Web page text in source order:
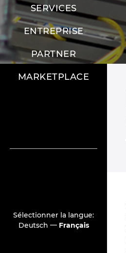
SERVICES
ENTREPRISE
PARTNER
MARKETPLACE
Sélectionner la langue:
Deutsch — Français